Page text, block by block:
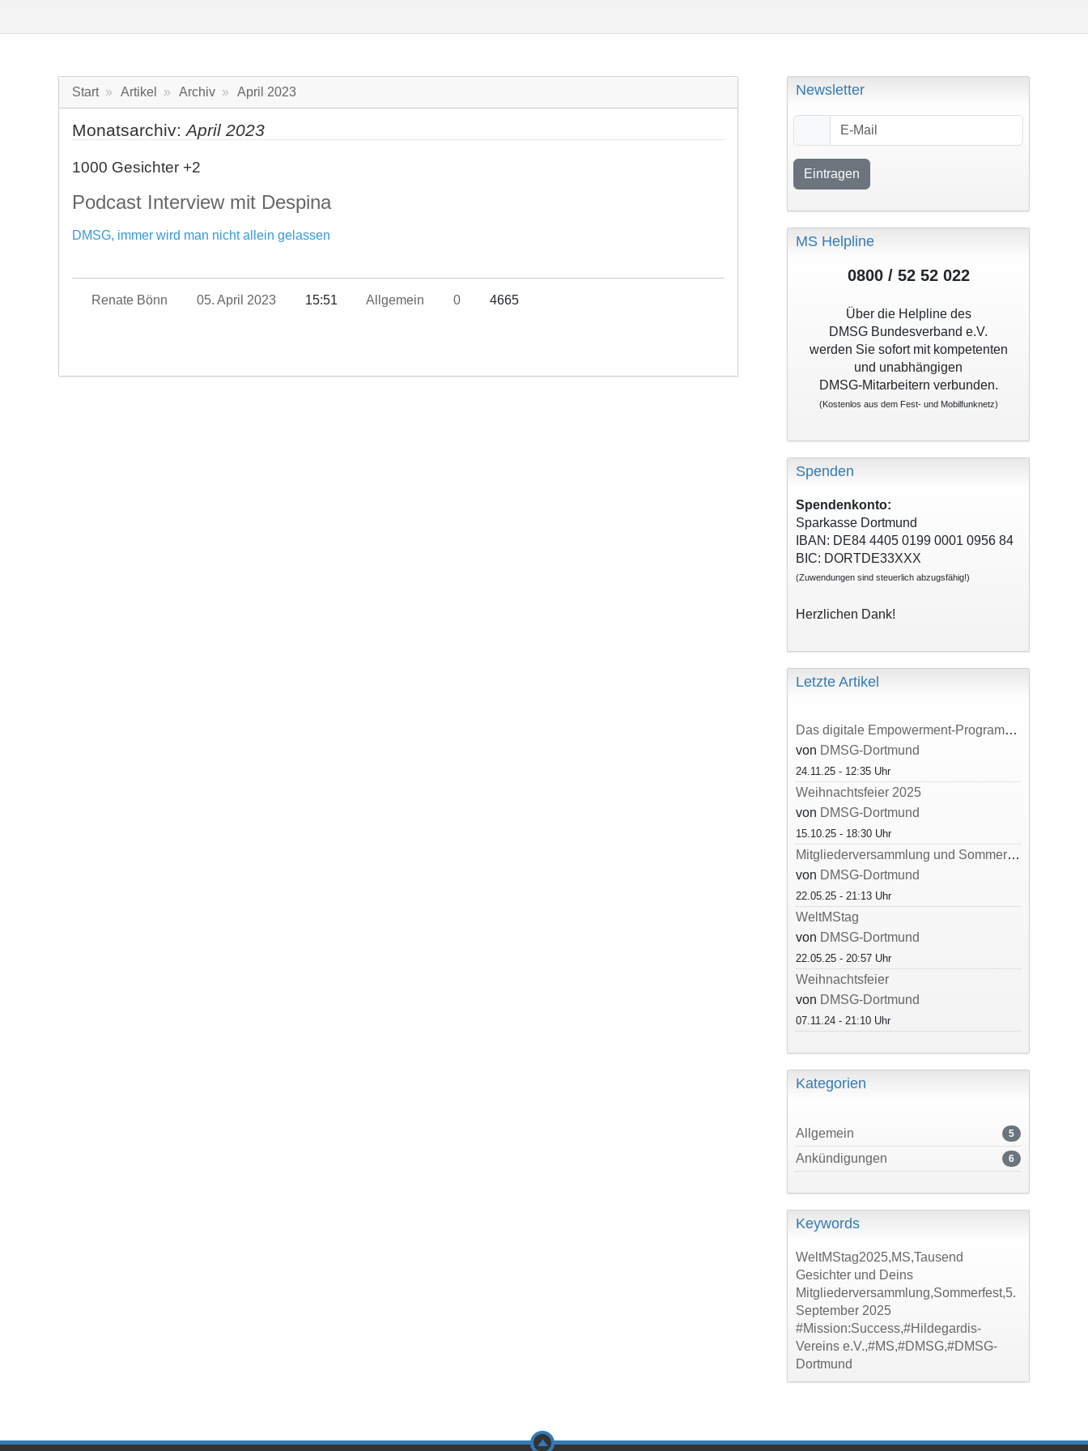
Start Artikel Archiv April 2023
Monatsarchiv:April 2023
1000 Gesichter +2
Podcast Interview mit Despina
DMSG, immer wird man nicht allein gelassen
Renate Bönn 05. April 2023 15:51 Allgemein 0 4665
Newsletter
Eintragen
MS Helpline
0800 / 52 52 022
Über die Helpline des
DMSG Bundesverband e.V.
werden Sie sofort mit kompetenten
und unabhängigen
DMSG-Mitarbeitern verbunden.
(Kostenlos aus dem Fest- und Mobilfunknetz)
Spenden
Spendenkonto:
Sparkasse Dortmund
IBAN: DE84 4405 0199 0001 0956 84
BIC: DORTDE33XXX
(Zuwendungen sind steuerlich abzugsfähig!)
Herzlichen Dank!
Letzte Artikel
Das digitale Empowerment-Programm des Hildegardis-Vereins e.V.
von DMSG-Dortmund
24.11.25 - 12:35 Uhr
Weihnachtsfeier 2025
von DMSG-Dortmund
15.10.25 - 18:30 Uhr
Mitgliederversammlung und Sommerfest 2025
von DMSG-Dortmund
22.05.25 - 21:13 Uhr
WeltMStag
von DMSG-Dortmund
22.05.25 - 20:57 Uhr
Weihnachtsfeier
von DMSG-Dortmund
07.11.24 - 21:10 Uhr
Kategorien
Allgemein 5
Ankündigungen 6
Keywords
WeltMStag2025,MS,Tausend
Gesichter und Deins
Mitgliederversammlung,Sommerfest,5.
September 2025
#Mission:Success,#Hildegardis-
Vereins e.V.,#MS,#DMSG,#DMSG-
Dortmund